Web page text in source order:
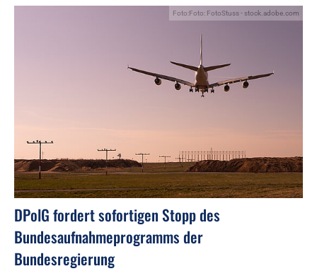
Foto:Foto: FotoStuss - stock.adobe.com
DPolG fordert sofortigen Stopp des
Bundesaufnahmeprogramms der
Bundesregierung